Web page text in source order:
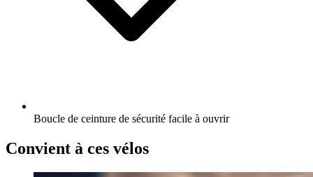
Boucle de ceinture de sécurité facile à ouvrir
Convient à ces vélos